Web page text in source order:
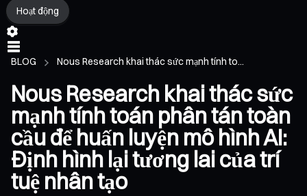
Hoạt động
BLOG Nous Research khai thác sức mạnh tính to...
Nous Research khai thác sức
mạnh tính toán phân tán toàn
cầu để huấn luyện mô hình AI:
Định hình lại tương lai của trí
tuệ nhân tạo